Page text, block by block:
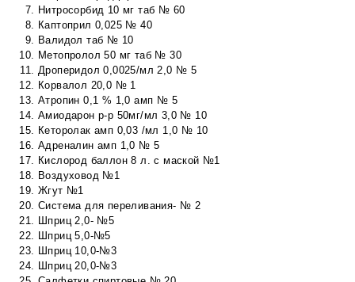
Нитросорбид 10 мг таб № 60
Каптоприл 0,025 № 40
Валидол таб № 10
Метопролол 50 мг таб № 30
Дроперидол 0,0025/мл 2,0 № 5
Корвалол 20,0 № 1
Атропин 0,1 % 1,0 амп № 5
Амиодарон р-р 50мг/мл 3,0 № 10
Кеторолак амп 0,03 /мл 1,0 № 10
Адреналин амп 1,0 № 5
Кислород баллон 8 л. с маской №1
Воздуховод №1
Жгут №1
Система для переливания- № 2
Шприц 2,0- №5
Шприц 5,0-№5
Шприц 10,0-№3
Шприц 20,0-№3